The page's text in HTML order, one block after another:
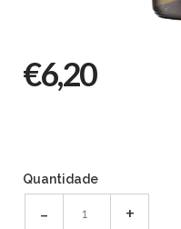
€6,20
Quantidade
- +